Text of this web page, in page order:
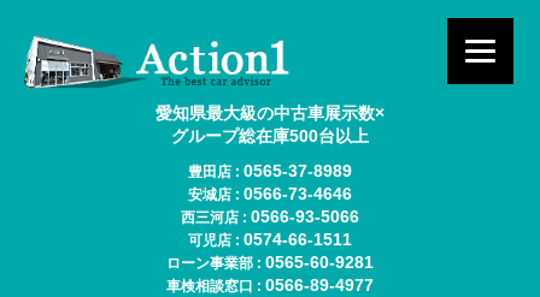
愛知県最大級の中古車展示数×
グループ総在庫500台以上
豊田店 : 0565-37-8989
安城店 : 0566-73-4646
西三河店 : 0566-93-5066
可児店 : 0574-66-1511
ローン事業部 : 0565-60-9281
車検相談窓口 : 0566-89-4977